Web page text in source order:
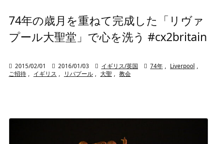
74年の歳月を重ねて完成した「リヴァ
プール大聖堂」で心を洗う #cx2britain
 2015/02/01  2016/01/03  イギリス/英国  74年 Liverpool
ご招待
イギリス リバプール 大聖 教会